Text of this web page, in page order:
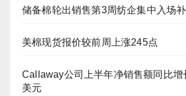
储备棉轮出销售第3周纺企集中入场
美棉现货报价较前周上涨245点
Callaway公司上半年净销售额同比增
美元